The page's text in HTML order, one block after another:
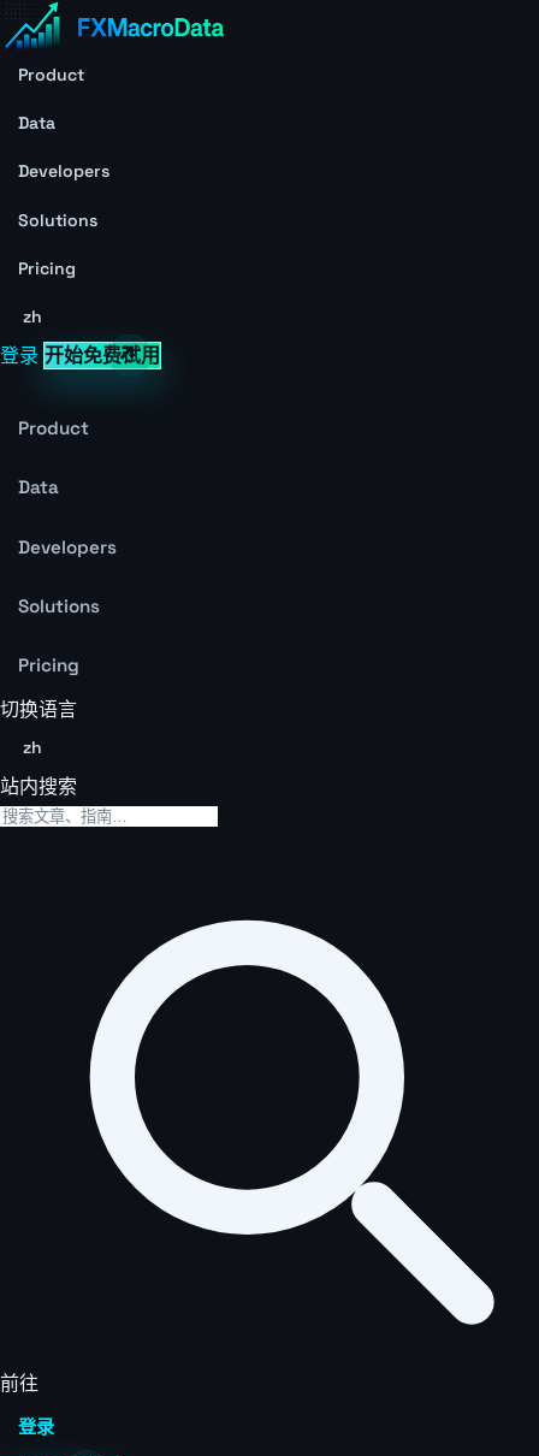
Product
Data
Developers
Solutions
Pricing
zh
登录 开始免费试用
Product
Data
Developers
Solutions
Pricing
切换语言
zh
站内搜索
前往
登录